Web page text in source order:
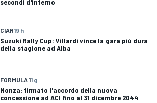
secondi d'inferno
CIAR19 h
Suzuki Rally Cup: Villardi vince la gara più dura
della stagione ad Alba
FORMULA 11 g
Monza: firmato l'accordo della nuova
concessione ad ACI fino al 31 dicembre 2044